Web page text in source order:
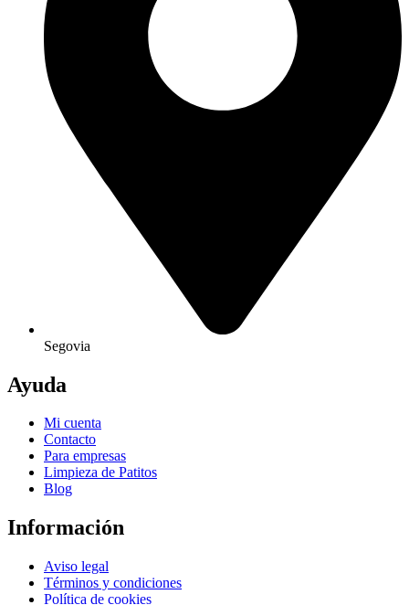
Segovia
Ayuda
Mi cuenta
Contacto
Para empresas
Limpieza de Patitos
Blog
Información
Aviso legal
Términos y condiciones
Política de cookies